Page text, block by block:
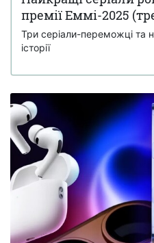
премії Еммі-2025
Три серіали-переможці та
історії